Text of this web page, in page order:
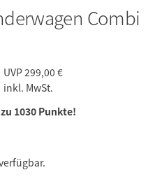
Combi
UVP299,00 €
inkl. MwSt.
1030 Punkte!